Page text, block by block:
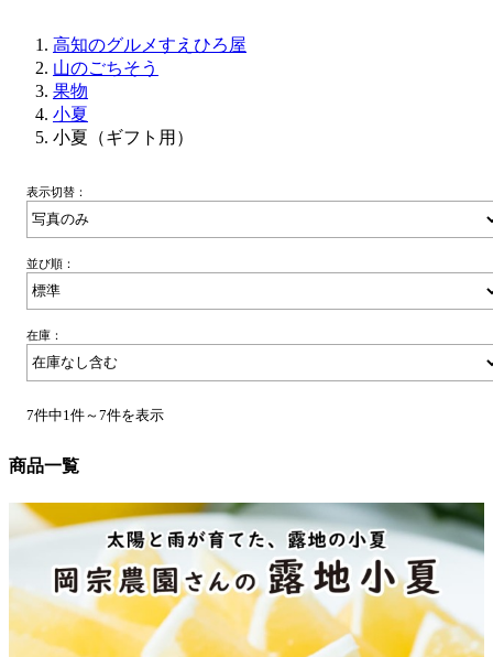
高知のグルメすえひろ屋
山のごちそう
果物
小夏
小夏（ギフト用）
表示切替：
並び順：
在庫：
7件中1件～7件を表示
商品一覧